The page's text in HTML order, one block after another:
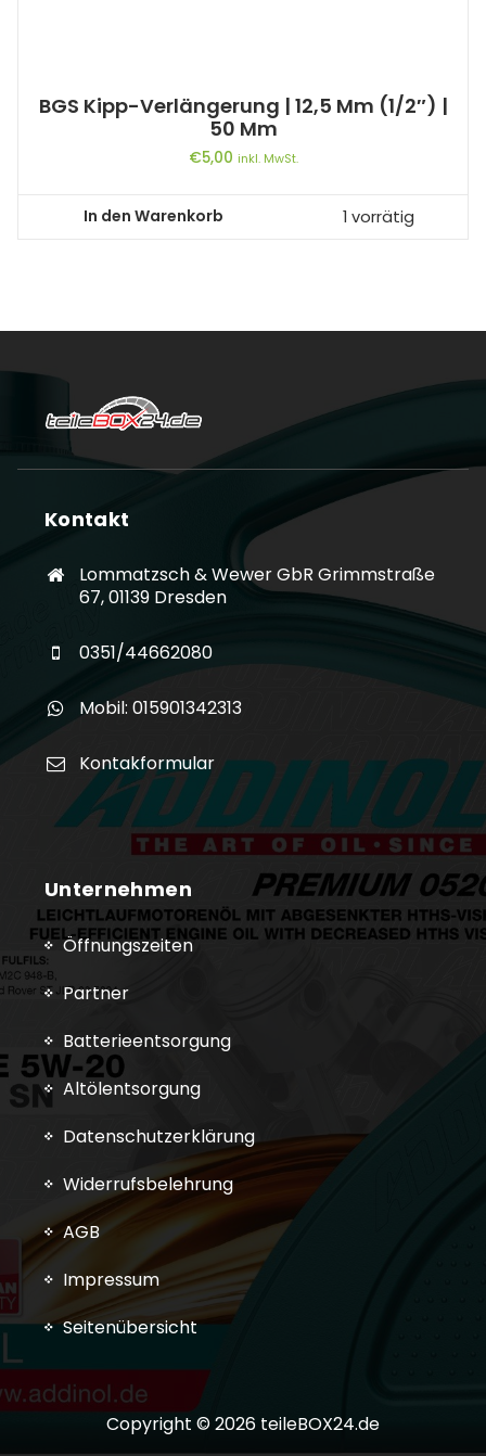
BGS Kipp-Verlängerung | 12,5 Mm (1/2″) |
50 Mm
€5,00 inkl. MwSt.
In den Warenkorb 1 vorrätig
Kontakt
Lommatzsch & Wewer GbR Grimmstraße
67, 01139 Dresden
0351/44662080
Mobil: 015901342313
Kontakformular
Unternehmen
Öffnungszeiten
Partner
Batterieentsorgung
Altölentsorgung
Datenschutzerklärung
Widerrufsbelehrung
AGB
Impressum
Seitenübersicht
Copyright © 2026 teileBOX24.de